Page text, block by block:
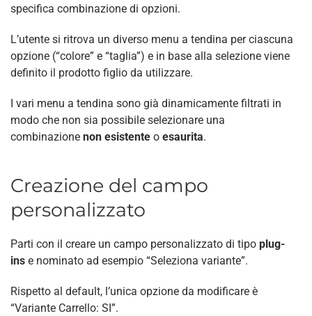
specifica combinazione di opzioni.
L’utente si ritrova un diverso menu a tendina per ciascuna
opzione (“colore” e “taglia”) e in base alla selezione viene
definito il prodotto figlio da utilizzare.
I vari menu a tendina sono già dinamicamente filtrati in
modo che non sia possibile selezionare una
combinazione non esistente o esaurita.
Creazione del campo
personalizzato
Parti con il creare un campo personalizzato di tipo plug-
ins e nominato ad esempio “Seleziona variante”.
Rispetto al default, l’unica opzione da modificare è
“Variante Carrello: SI”.